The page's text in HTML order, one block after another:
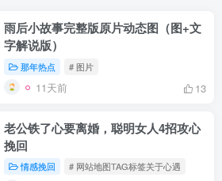
雨后小故事完整版原片动态图（图+文
字解说版）
那年热点 # 图片
11天前 13
老公铁了心要离婚，聪明女人4招攻心
挽回
情感挽回 # 网站地图TAG标签关于心遇